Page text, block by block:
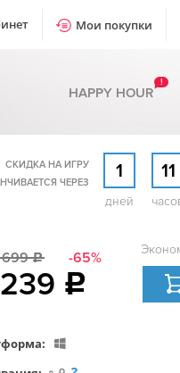
Мои покупки
HAPPY HOUR
!
СКИДКА НА ИГРУ
ЧЕРЕЗ
1
дней
11
699c -65%
239 c